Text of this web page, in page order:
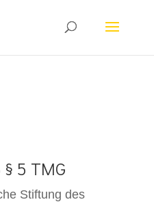
5 TMG
Stiftung des